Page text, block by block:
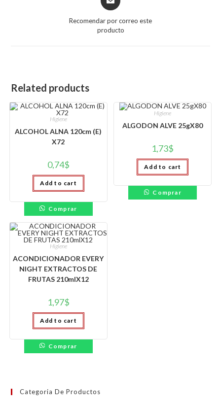
in
new
Recomendar por correo este
producto
Related products
Higiene
ALCOHOL ALNA 120cm (E)
X72
0,74$
Add to cart
Comprar
Higiene
ALGODON ALVE 25gX80
1,73$
Add to cart
Comprar
Higiene
ACONDICIONADOR EVERY
NIGHT EXTRACTOS DE
FRUTAS 210mlX12
1,97$
Add to cart
Comprar
Categoria De Productos